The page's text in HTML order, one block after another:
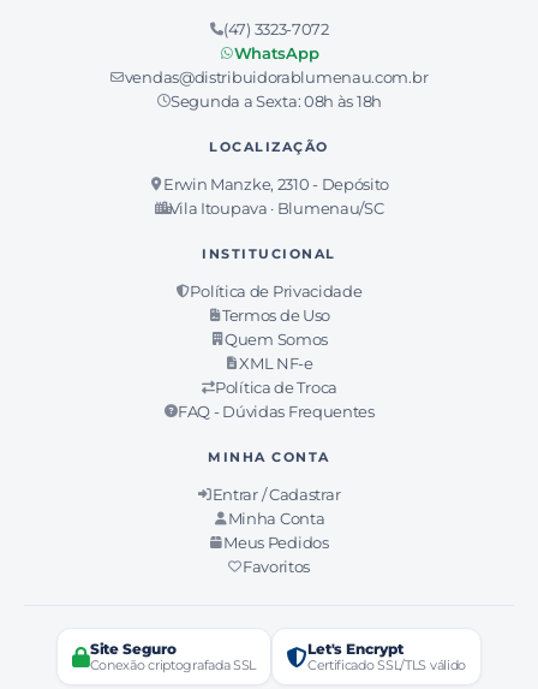
(47) 3323-7072
WhatsApp
vendas@distribuidorablumenau.com.br
Segunda a Sexta: 08h às 18h
LOCALIZAÇÃO
Erwin Manzke, 2310 - Depósito
Vila Itoupava · Blumenau/SC
INSTITUCIONAL
Política de Privacidade
Termos de Uso
Quem Somos
XML NF-e
Política de Troca
FAQ - Dúvidas Frequentes
MINHA CONTA
Entrar / Cadastrar
Minha Conta
Meus Pedidos
Favoritos
Site Seguro
Conexão criptografada SSL
Let's Encrypt
Certificado SSL/TLS válido